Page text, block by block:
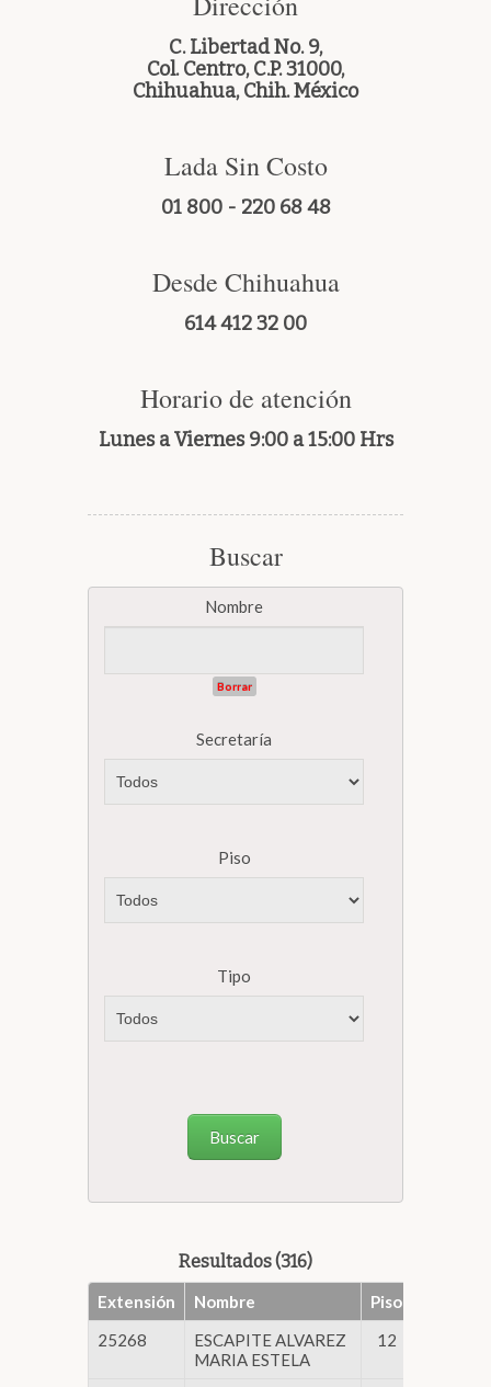
Biblioteca
Secretarías
Transparencia
C. Libertad No. 9,
Col. Centro, C.P. 31000,
Chihuahua, Chih. México
Lada Sin Costo
01 800 - 220 68 48
Desde Chihuahua
614 412 32 00
Horario de atención
Lunes a Viernes 9:00 a 15:00 Hrs
Buscar
Nombre
Borrar
Secretaría
Piso
Tipo
Buscar
Resultados (316)
Extensión Nombre Piso
25268
ESCAPITE ALVAREZ
MARIA ESTELA
12